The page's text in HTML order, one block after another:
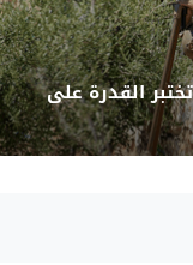
القدرة على